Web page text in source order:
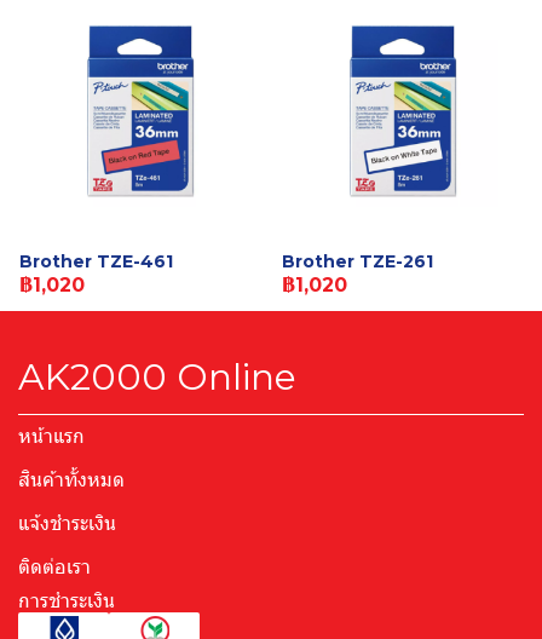
Brother TZE-461
฿1,020
Brother TZE-261
฿1,020
AK2000 Online
หน้าแรก
สินค้าทั้งหมด
แจ้งชำระเงิน
ติดต่อเรา
การชำระเงิน